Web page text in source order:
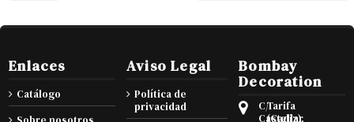
Enlaces
Catálogo
Aviso Legal
Política de
privacidad
Bombay
Decoration
C/
Castellar
Tarifa
(Cadiz),